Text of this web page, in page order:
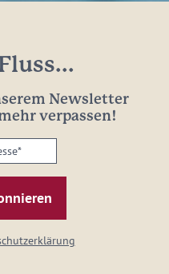
Newsletter
verpassen!